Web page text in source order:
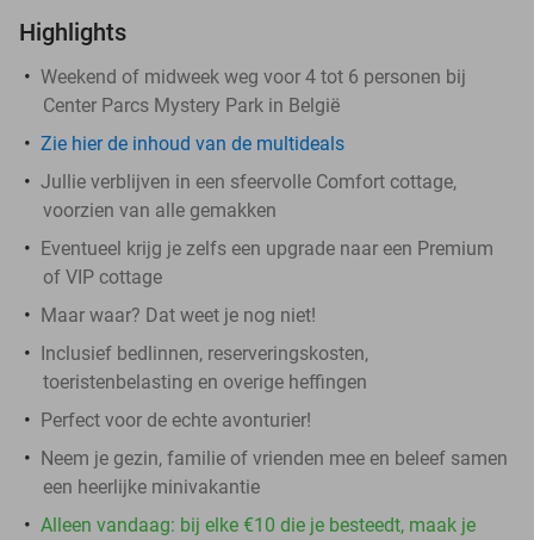
Highlights
Weekend of midweek weg voor 4 tot 6 personen bij
Center Parcs Mystery Park in België
Zie hier de inhoud van de multideals
Jullie verblijven in een sfeervolle Comfort cottage,
voorzien van alle gemakken
Eventueel krijg je zelfs een upgrade naar een Premium
of VIP cottage
Maar waar? Dat weet je nog niet!
Inclusief bedlinnen, reserveringskosten,
toeristenbelasting en overige heffingen
Perfect voor de echte avonturier!
Neem je gezin, familie of vrienden mee en beleef samen
een heerlijke minivakantie
Alleen vandaag: bij elke €10 die je besteedt, maak je